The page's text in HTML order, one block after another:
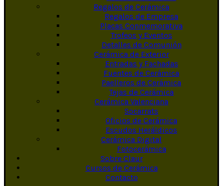
Regalos de Cerámica
Regalos de Empresa
Placas Conmemorativa
Trofeos y Eventos
Detalles de Comunión
Cerámica de Exterior
Entradas y Fachadas
Fuentes de Cerámica
Paelleros de Cerámica
Tejas de Cerámica
Cerámica Valenciana
Socarrats
Oficios de Cerámica
Escudos Heráldicos
Cerámica Digital
Fotocerámica
Sobre Claur
Cursos de Cerámica
Contacto